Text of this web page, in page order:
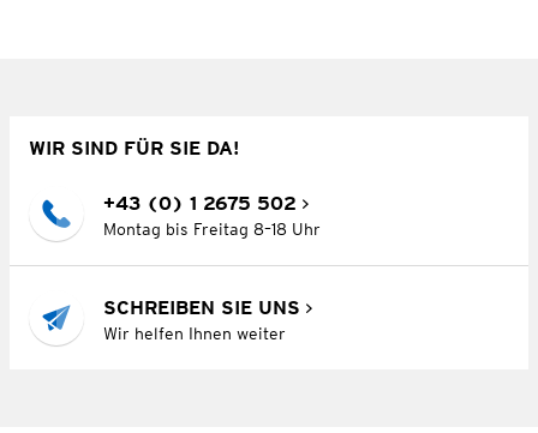
WIR SIND FÜR SIE DA!
+43 (0) 1 2675 502
Montag bis Freitag 8–18 Uhr
SCHREIBEN SIE UNS
Wir helfen Ihnen weiter